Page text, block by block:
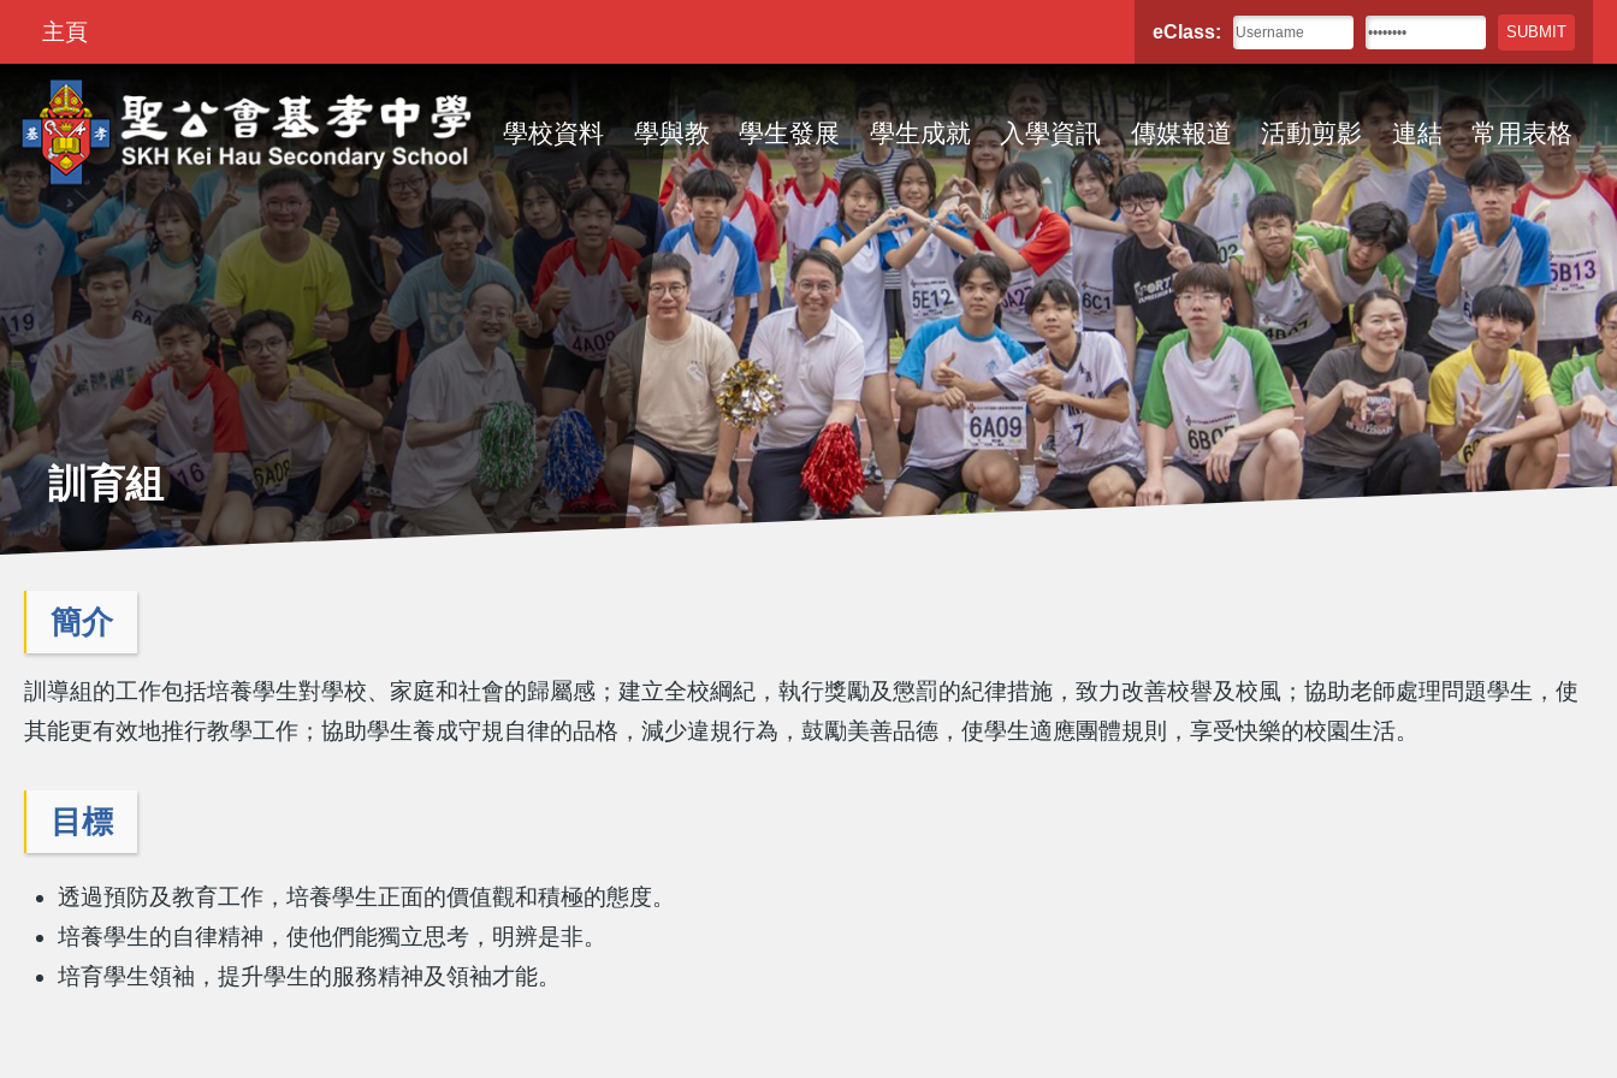
移至主內容
Bar
主頁 eClass:
navigation
學校資料 學與教 學生發展 學生成就 入學資訊 傳媒報道 活動剪影 連結 常用表格
訓育組
簡介
訓導組的工作包括培養學生對學校、家庭和社會的歸屬感；建立全校綱紀，執行獎勵及懲罰的紀律措施，致力改善校譽及校風；協助老師處理問題學生，使
其能更有效地推行教學工作；協助學生養成守規自律的品格，減少違規行為，鼓勵美善品德，使學生適應團體規則，享受快樂的校園生活。
目標
透過預防及教育工作，培養學生正面的價值觀和積極的態度。
培養學生的自律精神，使他們能獨立思考，明辨是非。
培育學生領袖，提升學生的服務精神及領袖才能。